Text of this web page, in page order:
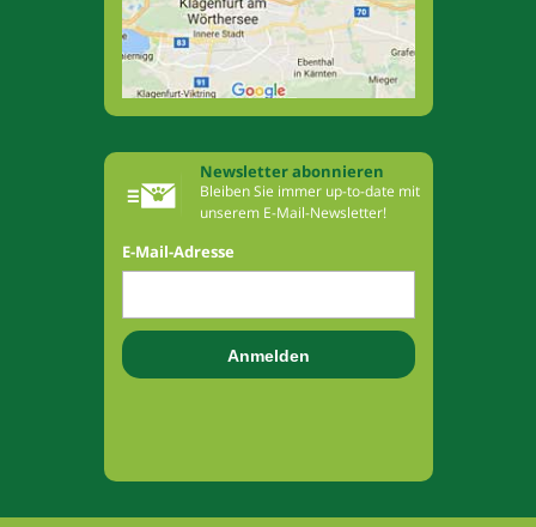
Newsletter abonnieren
Bleiben Sie immer up-to-date mit
unserem E-Mail-Newsletter!
E-Mail-Adresse